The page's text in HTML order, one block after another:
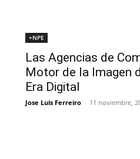
+NPE
Las Agencias de
Motor de la Imagen
Era Digital
Jose Luis Ferreiro - 11 noviembre,